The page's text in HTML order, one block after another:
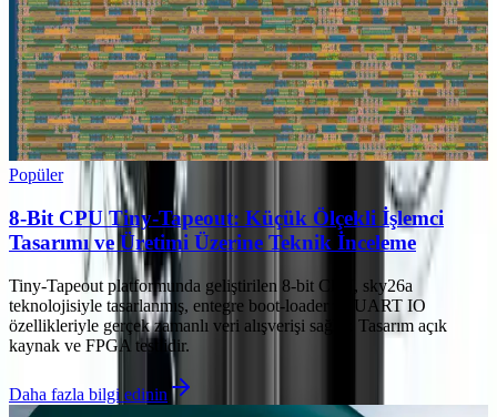
Popüler
8-Bit CPU Tiny-Tapeout: Küçük Ölçekli İşlemci
Tasarımı ve Üretimi Üzerine Teknik İnceleme
Tiny-Tapeout platformunda geliştirilen 8-bit CPU, sky26a
teknolojisiyle tasarlanmış, entegre boot-loader ve UART IO
özellikleriyle gerçek zamanlı veri alışverişi sağlar. Tasarım açık
kaynak ve FPGA testlidir.
Daha fazla bilgi edinin